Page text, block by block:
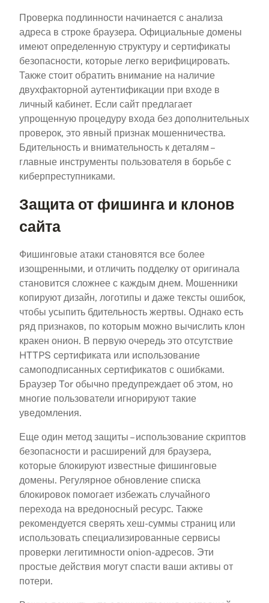
Проверка подлинности начинается с анализа
адреса в строке браузера. Официальные домены
имеют определенную структуру и сертификаты
безопасности, которые легко верифицировать.
Также стоит обратить внимание на наличие
двухфакторной аутентификации при входе в
личный кабинет. Если сайт предлагает
упрощенную процедуру входа без дополнительных
проверок, это явный признак мошенничества.
Бдительность и внимательность к деталям –
главные инструменты пользователя в борьбе с
киберпреступниками.
Защита от фишинга и клонов
сайта
Фишинговые атаки становятся все более
изощренными, и отличить подделку от оригинала
становится сложнее с каждым днем. Мошенники
копируют дизайн, логотипы и даже тексты ошибок,
чтобы усыпить бдительность жертвы. Однако есть
ряд признаков, по которым можно вычислить клон
кракен онион. В первую очередь это отсутствие
HTTPS сертификата или использование
самоподписанных сертификатов с ошибками.
Браузер Tor обычно предупреждает об этом, но
многие пользователи игнорируют такие
уведомления.
Еще один метод защиты – использование скриптов
безопасности и расширений для браузера,
которые блокируют известные фишинговые
домены. Регулярное обновление списка
блокировок помогает избежать случайного
перехода на вредоносный ресурс. Также
рекомендуется сверять хеш-суммы страниц или
использовать специализированные сервисы
проверки легитимности onion-адресов. Эти
простые действия могут спасти ваши активы от
потери.